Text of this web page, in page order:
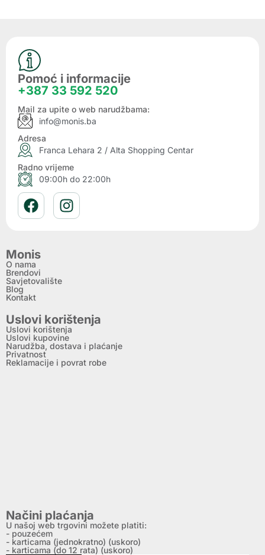
Pomoć i informacije
+387 33 592 520
Mail za upite o web narudžbama:
info@monis.ba
Adresa
Franca Lehara 2 / Alta Shopping Centar
Radno vrijeme
09:00h do 22:00h
Monis
O nama
Brendovi
Savjetovalište
Blog
Kontakt
Uslovi korištenja
Uslovi korištenja
Uslovi kupovine
Narudžba, dostava i plaćanje
Privatnost
Reklamacije i povrat robe
Načini plaćanja
U našoj web trgovini možete platiti:
- pouzećem
- karticama (jednokratno) (uskoro)
- karticama (do 12 rata) (uskoro)